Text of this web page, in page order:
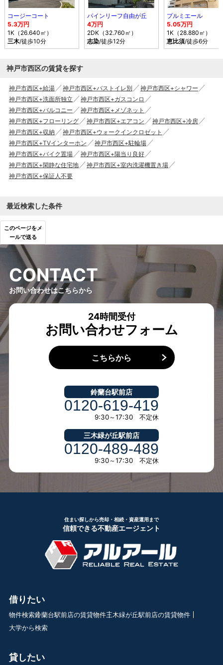
コージーコート
5.3万円
1K（26.640㎡）
三木/徒歩10分
パインリーフ自由が丘
4万円
2DK（32.760㎡）
志染/徒歩12分
プルミエール
5.05万円
1K（28.880㎡）
恵比須/徒歩6分
神戸市西区の賃貸を探す
神戸市西区+給湯 神戸市西区+バストイレ別
神戸市西区+シャワー
神戸市西区+洗面所独立
神戸市西区+ガスコンロ
神戸市西区+バルコニー
神戸市西区+メゾネット
神戸市西区+フローリング
神戸市西区+エアコン
神戸市西区+冷房
神戸市西区+収納
神戸市西区+ウォークインクロゼット
神戸市西区+TVインターホン
神戸市西区+駐輪場
神戸市西区+バイク置場
神戸市西区+陽当り良好
神戸市西区+閑静な住宅地
神戸市西区+室内洗濯機置き場
神戸市西区+保証人不要
最近検索した条件
このページをメ
ールで送る
CONTACT
お問い合わせはこちらから
24時間受付
お問い合わせフォーム
こちらから
鈴蘭台駅前店
0120-619-419
9:30～17:30 不定休
三木緑が丘駅前店
0120-489-489
9:30～17:30 不定休
住まい探しから売却・相続・資産運用まで
信頼できる不動産エージェント
借りたい
物件検索鈴蘭台駅前店の賃貸物件三木緑が丘駅前店の賃貸物件
大学から検索
貸したい